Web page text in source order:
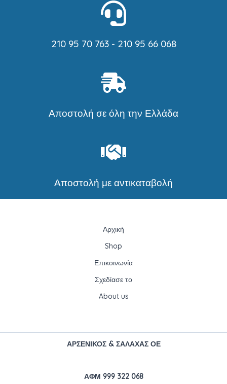
210 95 70 763 - 210 95 66 068
Αποστολή σε όλη την Ελλάδα
Αποστολή με αντικαταβολή
Αρχική
Shop
Επικοινωνία
Σχεδίασε το
About us
ΑΡΣΕΝΙΚΟΣ & ΣΑΛΑΧΑΣ ΟΕ
ΑΦΜ 999 322 068